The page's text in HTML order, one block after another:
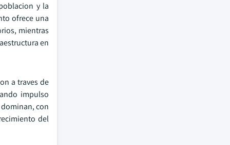
y la
ofrece una
mientras
en
a traves de
impulso
con
del